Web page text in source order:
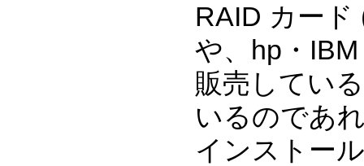
RAID カード
や、hp・
販売してい
いるのであ
インストー